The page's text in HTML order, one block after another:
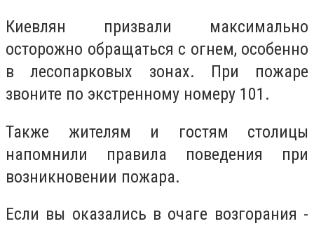
Киевлян призвали максимально
осторожно обращаться с огнем, особенно
в лесопарковых зонах. При пожаре
звоните по экстренному номеру 101.
Также жителям и гостям столицы
напомнили правила поведения при
возникновении пожара.
Если вы оказались в очаге возгорания -